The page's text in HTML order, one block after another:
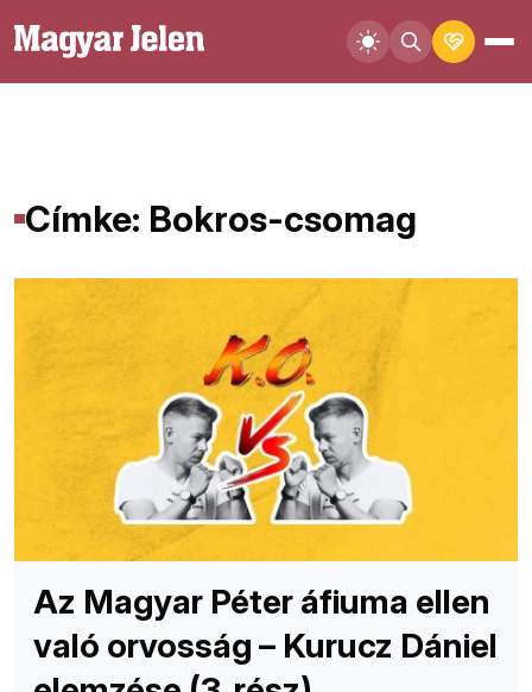
Címke: Bokros-csomag
Az Magyar Péter áfiuma ellen
való orvosság – Kurucz Dániel